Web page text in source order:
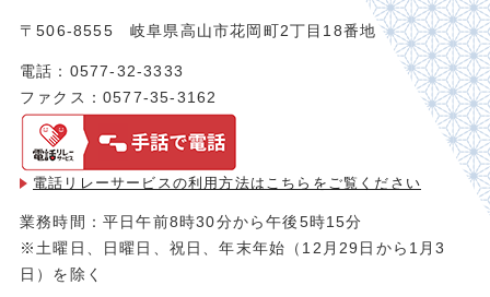
〒506-8555 岐阜県高山市花岡町2丁目18番地
電話：0577-32-3333
ファクス：0577-35-3162
電話リレーサービスの利用方法は こちらをご覧ください
業務時間：平日午前8時30分から午後5時15分
※土曜日、日曜日、祝日、年末年始（12月29日から1月3
日）を除く